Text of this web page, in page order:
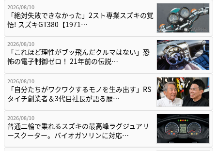
2026/08/10
「絶対失敗できなかった」2スト専業スズキの覚
悟! スズキGT380【1971…
2026/08/10
「これほど理性がブッ飛んだクルマはない」恐
怖の電子制御ゼロ！ 21年前の伝説…
2026/08/10
「自分たちがワクワクするモノを生み出す」RS
タイチ創業者＆3代目社長が語る歴…
2026/08/10
普通二輪で乗れるスズキの最高峰ラグジュアリ
ースクーター。バイオガソリンに対応…